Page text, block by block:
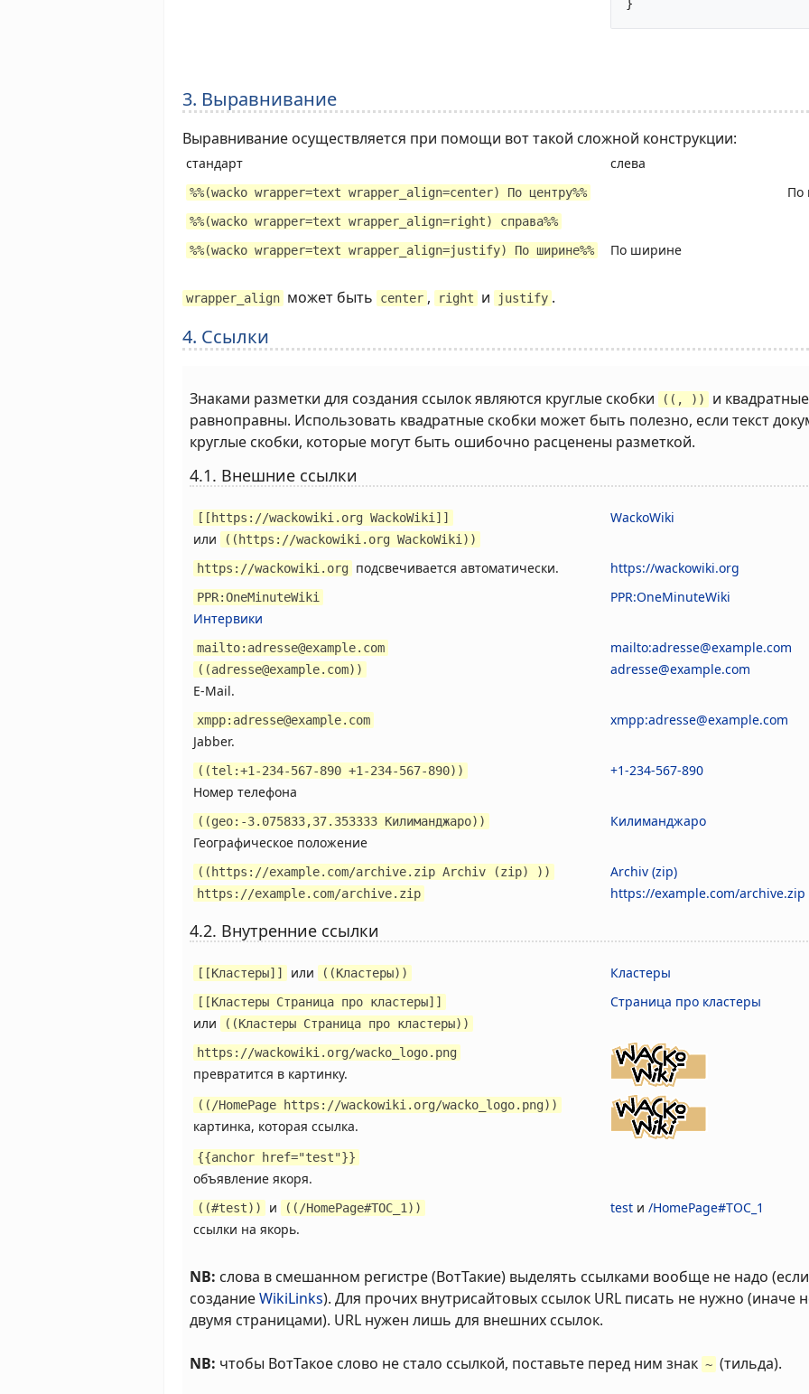
3. Выравнивание
Выравнивание осуществляется при помощи вот такой сложной конструкции:
стандарт слева
%%(wacko wrapper=text wrapper_align=center) По центру%% По
%%(wacko wrapper=text wrapper_align=right) справа%%
%%(wacko wrapper=text wrapper_align=justify) По ширине%%
По ширине
wrapper_align может быть center , right и justify .
4. Cсылки
Знаками разметки для создания ссылок являются круглые скобки ((, ))
и
равноправны. Использовать квадратные скобки может быть полезно, если текст
круглые скобки, которые могут быть ошибочно расценены разметкой.
4.1. Внешние ссылки
[[https://wackowiki.org WackoWiki]]
или ((https://wackowiki.org WackoWiki))
WackoWiki
https://wackowiki.org подсвечивается автоматически. https://wackowiki.org
PPR:OneMinuteWiki
Интервики
PPR:OneMinuteWiki
mailto:adresse@example.com
((adresse@example.com))
E-Mail.
mailto:adresse@example.com
adresse@example.com
xmpp:adresse@example.com
Jabber.
xmpp:adresse@example.com
((tel:+1-234-567-890 +1-234-567-890))
Номер телефона
+1-234-567-890
((geo:-3.075833,37.353333 Килиманджаро))
Географическое положение
Килиманджаро
((https://example.com/archive.zip Archiv (zip) ))
https://example.com/archive.zip
Archiv (zip)
https://example.com/archive.zip
4.2. Внутренние ссылки
[[Кластеры]] или ((Кластеры)) Кластеры
[[Кластеры Страница про кластеры]]
или ((Кластеры Страница про кластеры))
Страница про кластеры
https://wackowiki.org/wacko_logo.png
превратится в картинку.
((/HomePage https://wackowiki.org/wacko_logo.png))
картинка, которая ссылка.
{{anchor href="test"}}
объявление якоря.
((#test)) и ((/HomePage#TOC_1))
ссылки на якорь.
test и /HomePage#TOC_1
NB: слова в смешанном регистре (ВотТакие) выделять ссылками вообще не надо
созданиеWikiLinks). Для прочих внутрисайтовых ссылок URL писать не нужно (иначе
двумя страницами). URL нужен лишь для внешних ссылок.
NB: чтобы ВотТакое слово не стало ссылкой, поставьте перед ним знак ~ (тильда).